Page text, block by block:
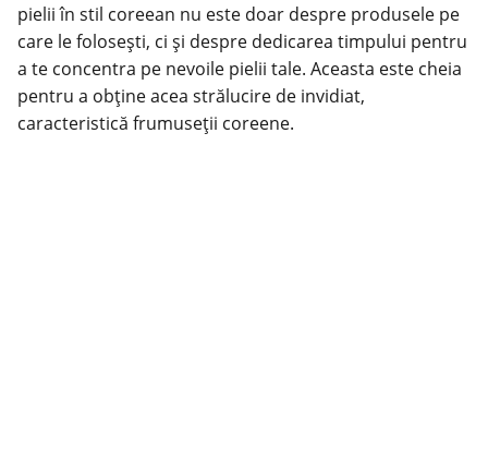
pieliiîn stil coreean nu este doar despre produsele pe
care le folosești, ci și despre dedicarea timpului pentru
a te concentra pe nevoile pielii tale. Aceasta este cheia
pentru a obține acea strălucire de invidiat,
caracteristică frumuseții coreene.